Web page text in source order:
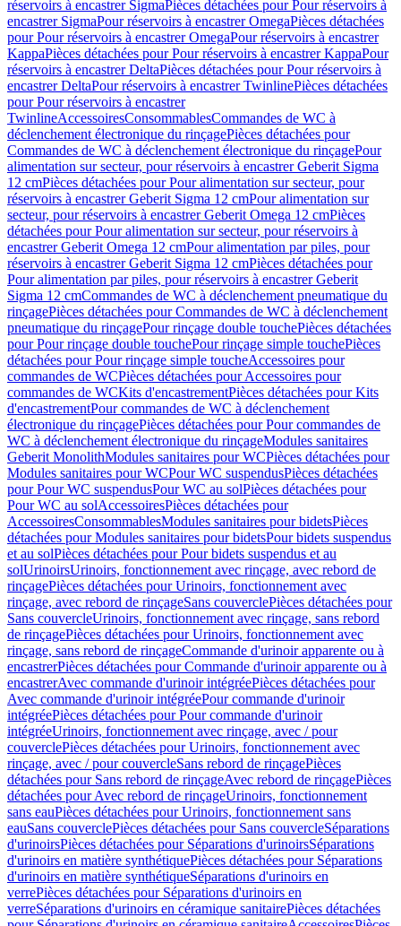
réservoirs à encastrer SigmaPièces détachées pour Pour réservoirs à
encastrer SigmaPour réservoirs à encastrer OmegaPièces détachées
pour Pour réservoirs à encastrer OmegaPour réservoirs à encastrer
KappaPièces détachées pour Pour réservoirs à encastrer KappaPour
réservoirs à encastrer DeltaPièces détachées pour Pour réservoirs à
encastrer DeltaPour réservoirs à encastrer TwinlinePièces détachées
pour Pour réservoirs à encastrer
TwinlineAccessoiresConsommablesCommandes de WC à
déclenchement électronique du rinçagePièces détachées pour
Commandes de WC à déclenchement électronique du rinçagePour
alimentation sur secteur, pour réservoirs à encastrer Geberit Sigma
12 cmPièces détachées pour Pour alimentation sur secteur, pour
réservoirs à encastrer Geberit Sigma 12 cmPour alimentation sur
secteur, pour réservoirs à encastrer Geberit Omega 12 cmPièces
détachées pour Pour alimentation sur secteur, pour réservoirs à
encastrer Geberit Omega 12 cmPour alimentation par piles, pour
réservoirs à encastrer Geberit Sigma 12 cmPièces détachées pour
Pour alimentation par piles, pour réservoirs à encastrer Geberit
Sigma 12 cmCommandes de WC à déclenchement pneumatique du
rinçagePièces détachées pour Commandes de WC à déclenchement
pneumatique du rinçagePour rinçage double touchePièces détachées
pour Pour rinçage double touchePour rinçage simple touchePièces
détachées pour Pour rinçage simple toucheAccessoires pour
commandes de WCPièces détachées pour Accessoires pour
commandes de WCKits d'encastrementPièces détachées pour Kits
d'encastrementPour commandes de WC à déclenchement
électronique du rinçagePièces détachées pour Pour commandes de
WC à déclenchement électronique du rinçageModules sanitaires
Geberit MonolithModules sanitaires pour WCPièces détachées pour
Modules sanitaires pour WCPour WC suspendusPièces détachées
pour Pour WC suspendusPour WC au solPièces détachées pour
Pour WC au solAccessoiresPièces détachées pour
AccessoiresConsommablesModules sanitaires pour bidetsPièces
détachées pour Modules sanitaires pour bidetsPour bidets suspendus
et au solPièces détachées pour Pour bidets suspendus et au
solUrinoirsUrinoirs, fonctionnement avec rinçage, avec rebord de
rinçagePièces détachées pour Urinoirs, fonctionnement avec
rinçage, avec rebord de rinçageSans couverclePièces détachées pour
Sans couvercleUrinoirs, fonctionnement avec rinçage, sans rebord
de rinçagePièces détachées pour Urinoirs, fonctionnement avec
rinçage, sans rebord de rinçageCommande d'urinoir apparente ou à
encastrerPièces détachées pour Commande d'urinoir apparente ou à
encastrerAvec commande d'urinoir intégréePièces détachées pour
Avec commande d'urinoir intégréePour commande d'urinoir
intégréePièces détachées pour Pour commande d'urinoir
intégréeUrinoirs, fonctionnement avec rinçage, avec / pour
couverclePièces détachées pour Urinoirs, fonctionnement avec
rinçage, avec / pour couvercleSans rebord de rinçagePièces
détachées pour Sans rebord de rinçageAvec rebord de rinçagePièces
détachées pour Avec rebord de rinçageUrinoirs, fonctionnement
sans eauPièces détachées pour Urinoirs, fonctionnement sans
eauSans couverclePièces détachées pour Sans couvercleSéparations
d'urinoirsPièces détachées pour Séparations d'urinoirsSéparations
d'urinoirs en matière synthétiquePièces détachées pour Séparations
d'urinoirs en matière synthétiqueSéparations d'urinoirs en
verrePièces détachées pour Séparations d'urinoirs en
verreSéparations d'urinoirs en céramique sanitairePièces détachées